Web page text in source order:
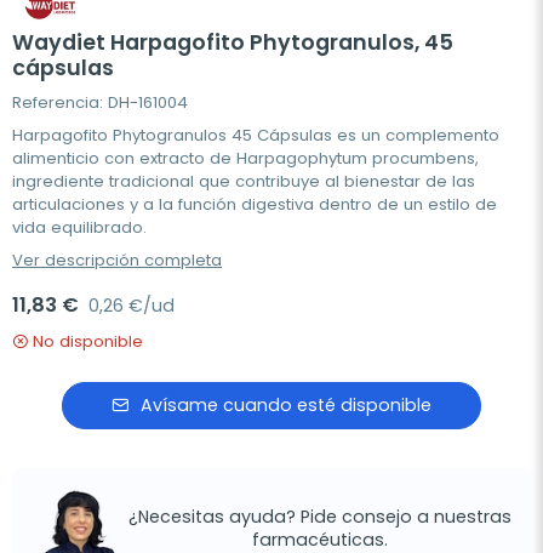
Waydiet Harpagofito Phytogranulos, 45
cápsulas
Referencia: DH-161004
Harpagofito Phytogranulos 45 Cápsulas es un complemento
alimenticio con extracto de Harpagophytum procumbens,
ingrediente tradicional que contribuye al bienestar de las
articulaciones y a la función digestiva dentro de un estilo de
vida equilibrado.
Ver descripción completa
11,83 € 0,26 €/ud
No disponible
Avísame cuando esté disponible
¿Necesitas ayuda? Pide consejo a nuestras
farmacéuticas.